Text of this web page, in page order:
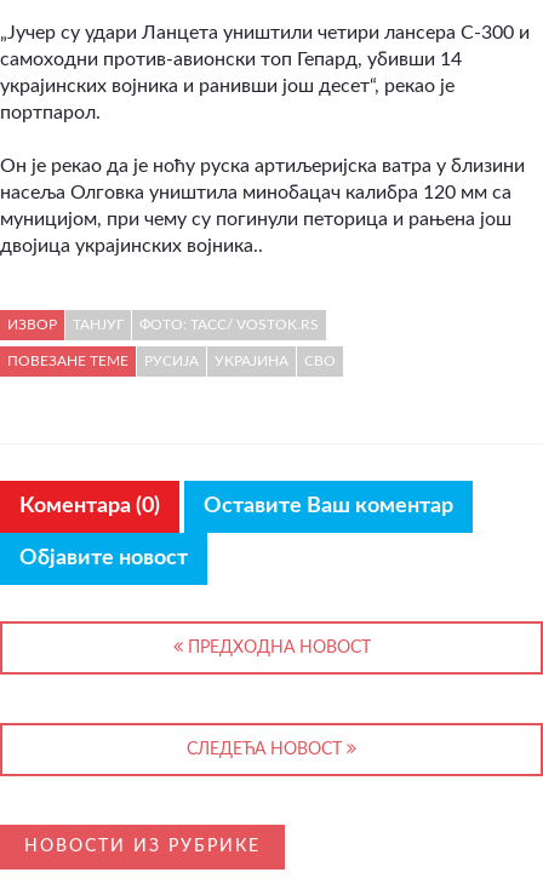
„Јучер су удари Ланцета уништили четири лансера С-300 и
самоходни против-авионски топ Гепард, убивши 14
украјинских војника и ранивши још десет“, рекао је
портпарол.
Он је рекао да је ноћу руска артиљеријска ватра у близини
насеља Олговка уништила минобацач калибра 120 мм са
муницијом, при чему су погинули петорица и рањена још
двојица украјинских војника..
ИЗВОР ТАНЈУГ ФОТО: ТАСС/ VOSTOK.RS
ПОВЕЗАНЕ ТЕМЕ РУСИЈА УКРАЈИНА СВО
Коментара (0) Оставите Ваш коментар
Објавите новост
ПРЕДХОДНА НОВОСТ
СЛЕДЕЋА НОВОСТ
НОВОСТИ ИЗ РУБРИКЕ